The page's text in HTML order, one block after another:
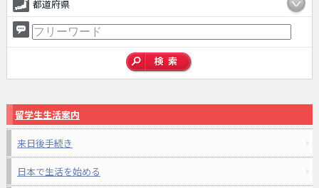
都道府県
留学生生活案内
来日後手続き
日本で生活を始める